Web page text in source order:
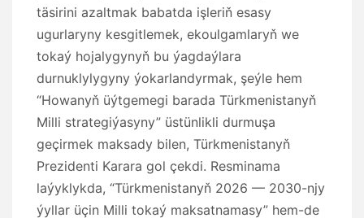
täsirini azaltmak babatda işleriň esasy
ugurlaryny kesgitlemek, ekoulgamlaryň we
tokaý hojalygynyň bu ýagdaýlara
durnuklylygyny ýokarlandyrmak, şeýle hem
“Howanyň üýtgemegi barada Türkmenistanyň
Milli strategiýasyny” üstünlikli durmuşa
geçirmek maksady bilen, Türkmenistanyň
Prezidenti Karara gol çekdi. Resminama
laýyklykda, “Türkmenistanyň 2026 — 2030-njy
ýyllar üçin Milli tokaý maksatnamasy” hem-de